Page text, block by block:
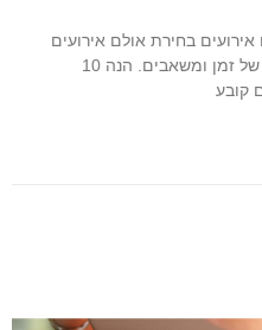
אירועים בחירת אולם אירועים
היא תהליך ארוך שדורש השקעה של זמן ומשאבים. הנה 10
קובע